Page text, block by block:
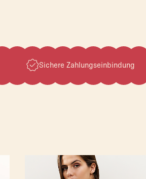
Sichere Zahlungseinbindung